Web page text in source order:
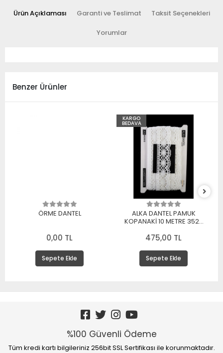
Ürün Açıklaması Garanti ve Teslimat Taksit Seçenekleri
Yorumlar
Benzer Ürünler
ÖRME DANTEL
0,00 TL
Sepete Ekle
KARGO
BEDAVA
ALKA DANTEL PAMUK
KOPANAKİ 10 METRE 3520
475,00 TL
Sepete Ekle
%100 Güvenli Ödeme
Tüm kredi kartı bilgileriniz 256bit SSL Sertifikası ile korunmaktadır.